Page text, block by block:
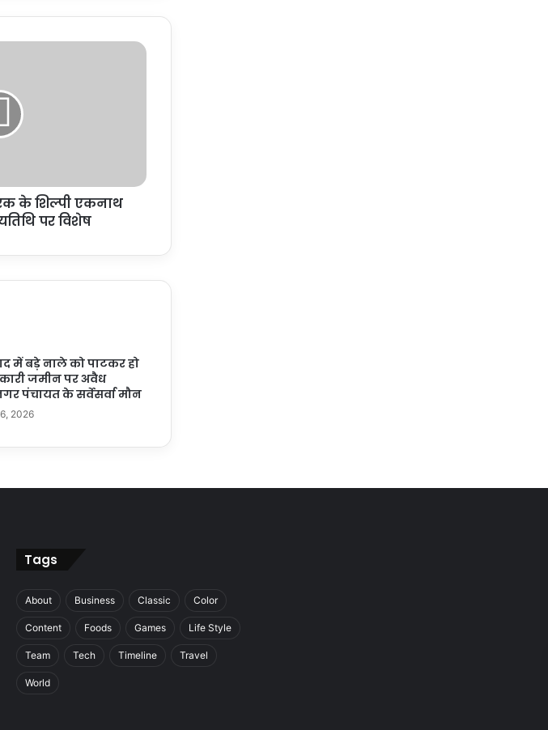
के शिल्पी एकनाथ
पर विशेष
में बड़े नाले को पाटकर हो
जमीन पर अवैध
पंचायत के सर्वेसर्वा मौन
2026
Tags
About Business Classic Color
Content Foods Games Life Style
Team Tech Timeline Travel
World